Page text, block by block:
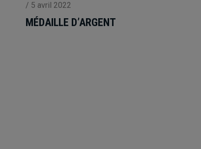
/ 5 avril 2022
MÉDAILLE D’ARGENT